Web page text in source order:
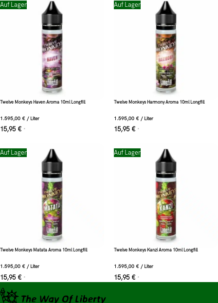
Auf Lager
Twelve Monkeys Haven Aroma 10ml Longfill
1.595,00 € / Liter
15,95 € *
Auf Lager
Twelve Monkeys Harmony Aroma 10ml Longfill
1.595,00 € / Liter
15,95 € *
Auf Lager
Twelve Monkeys Matata Aroma 10ml Longfill
1.595,00 € / Liter
15,95 € *
Auf Lager
Twelve Monkeys Kanzi Aroma 10ml Longfill
1.595,00 € / Liter
15,95 € *